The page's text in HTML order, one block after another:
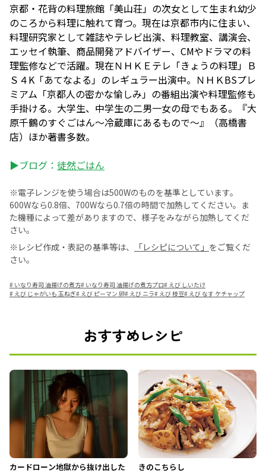
京都・花背の料理旅館「美山荘」の次女として生まれ幼少
のころから料理に触れて育つ。現在は京都市内に住まい、
料理研究家として雑誌やテレビ出演、料理教室、講演会、
エッセイ執筆、商品開発アドバイザー、CMやドラマの料
理監修などで活躍。現在ＮＨＫＥテレ「きょうの料理」Ｂ
Ｓ４K「あてなよる」のレギュラー出演中。ＮＨＫBSプレ
ミアム「京都人の密かな愉しみ」の番組出演や料理監修も
手掛ける。大学生、中学生の二男一女の母でもある。『大
原千鶴のすぐごはん〜冷蔵庫にあるもので〜』（高橋書
店）ほか著書多数。
▶ブログ： 徒然ごはん
※電子レンジを使う場合は500Wのものを基準としています。
600Wなら0.8倍、700Wなら0.7倍の時間で加熱してください。ま
た機種によって差がありますので、様子をみながら加熱してくだ
さい。
※レシピ作成・表記の基準等は、
「レシピについて」 をご覧くだ
さい。
# いなり寿司 油揚げの煮方# いなり寿司 油揚げの煮方プロ# えび しいたけ
# えび じゃがいも 玉ねぎ# えび ピーマン 卵# えび ニラ# えび 枝豆# えび なす ケチャップ
おすすめレシピ
カードローン地獄から抜け出した
きのこちらし